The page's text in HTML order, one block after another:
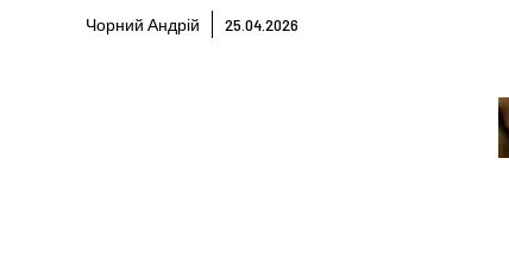
Чорний Андрій 25.04.2026